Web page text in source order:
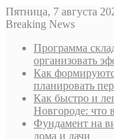
Пятница, 7 августа
Breaking News
Программа
организовать
Как
планировать
Как быстро и
Новгороде: что
Фундамент на
дома и дачи